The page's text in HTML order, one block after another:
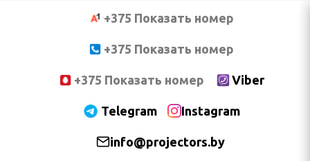
+375 Показать номер
+375 Показать номер
+375 Показать номер Viber
Telegram Instagram
info@projectors.by